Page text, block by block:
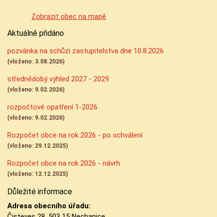
Zobrazit obec na mapě
Aktuálně přidáno
pozvánka na schůzi zastupitelstva dne 10.8.2026
(vloženo: 3.08.2026)
střednědobý výhled 2027 - 2029
(vloženo: 9.02.2026)
rozpočtové opatření 1-2026
(vloženo: 9.02.2026)
Rozpočet obce na rok 2026 - po schválení
(vloženo: 29.12.2025)
Rozpočet obce na rok 2026 - návrh
(vloženo: 12.12.2025)
Důležité informace
Adresa obecního úřadu: